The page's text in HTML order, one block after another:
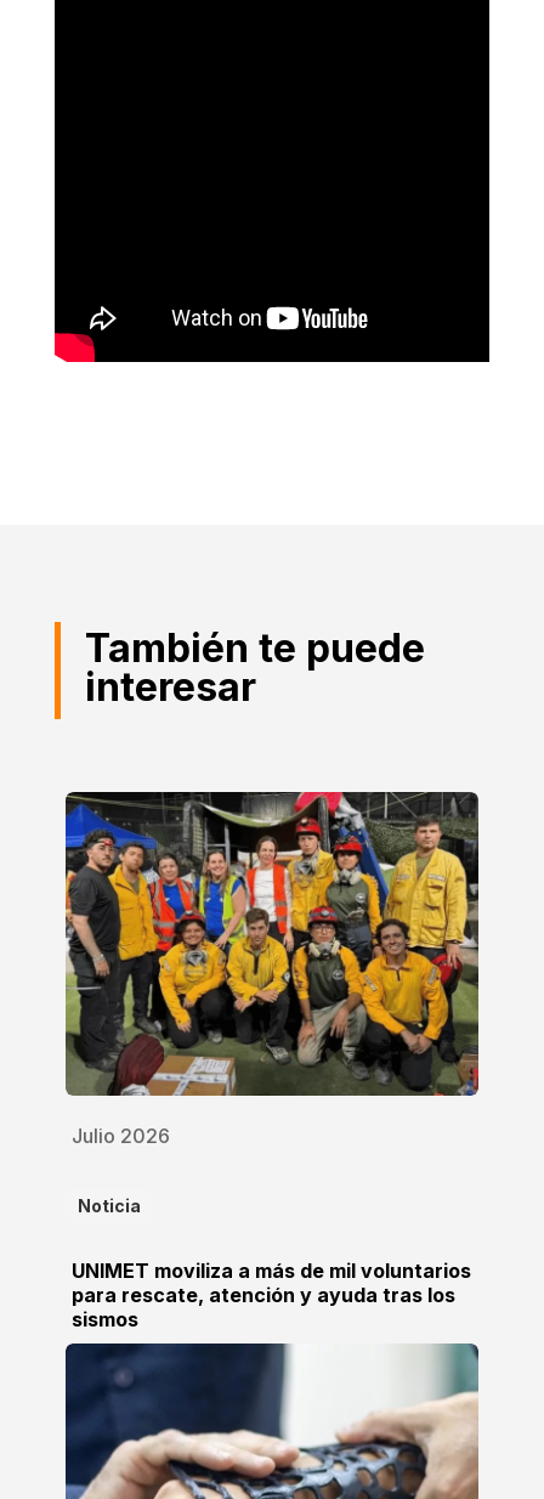
También te puede
interesar
Julio 2026
Noticia
UNIMET moviliza a más de mil voluntarios
para rescate, atención y ayuda tras los
sismos